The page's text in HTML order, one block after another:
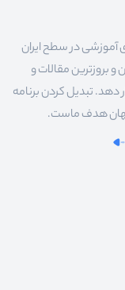
آموزشی در سطح ایران
بروزترین مقالات و
دهد. تبدیل کردن برنامه
جهان هدف ماست.